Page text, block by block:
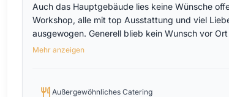
Auch das Hauptgebäude lies keine Wünsche
Workshop, alle mit top Ausstattung und viel
ausgewogen. Generell blieb kein Wunsch vor
professionell und unglaublich herzlich. Und
Ein Ort, an den man gerne zurückkommt.
Mehr anzeigen
Außergewöhnliches Catering